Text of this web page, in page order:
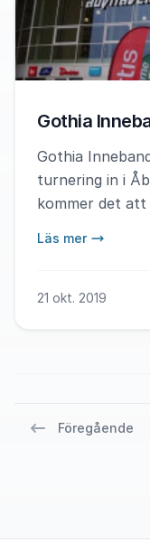
Gothia
Gothia
turnering in i
kommer det att
Läs mer
21 okt. 2019
Föregående